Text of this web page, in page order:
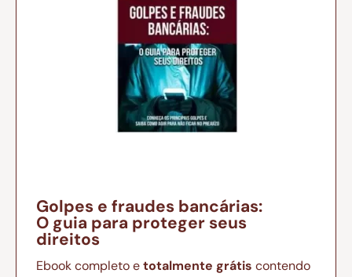
Golpes e fraudes bancárias:
O guia para proteger seus
direitos
Ebook completo etotalmente grátis contendo